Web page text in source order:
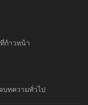
ก้าวหน้า
บทความทั่วไป